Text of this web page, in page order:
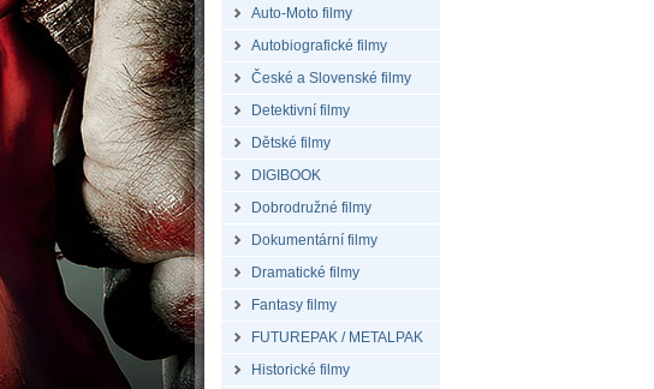
Auto-Moto filmy
Autobiografické filmy
České a Slovenské filmy
Detektivní filmy
Dětské filmy
DIGIBOOK
Dobrodružné filmy
Dokumentární filmy
Dramatické filmy
Fantasy filmy
FUTUREPAK / METALPAK
Historické filmy